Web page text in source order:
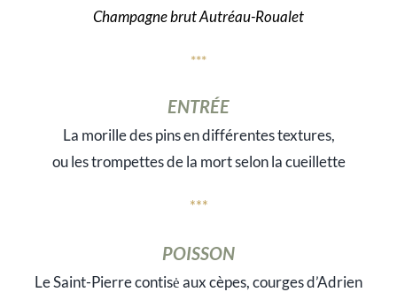
ChampagnebrutAutréau-Roualet
***
ENTRÉE
La morille des pins en différentes textures,
ou les trompettes de la mort selon la cueillette
***
POISSON
Le Saint-Pierre contisė aux cèpes, courges d’Adrien